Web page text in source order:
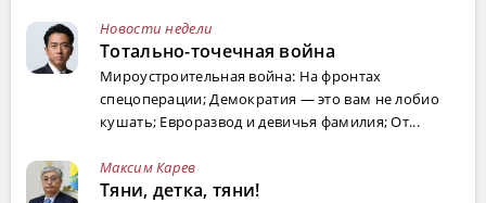
Новости недели
Тотально-точечная война
Мироустроительная война: На фронтах
спецоперации; Демократия — это вам не лобио
кушать; Евроразвод и девичья фамилия; От...
Максим Карев
Тяни, детка, тяни!